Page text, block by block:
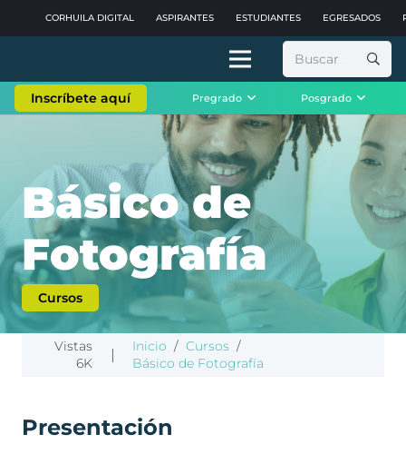
CORHUILA DIGITAL ASPIRANTES ESTUDIANTES EGRESADOS
Buscar:
Inscríbete aquí Pregrado Posgrado
Básico de
Fotografía
Cursos
Vistas
6K
Inicio / Cursos /
Básico de Fotografía
Presentación